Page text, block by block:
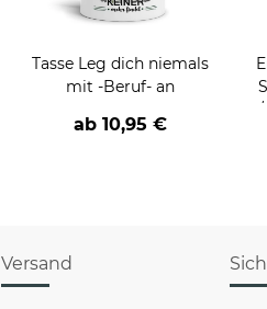
Tasse Leg dich niemals
mit -Beruf- an
ab10,95 €
Versand